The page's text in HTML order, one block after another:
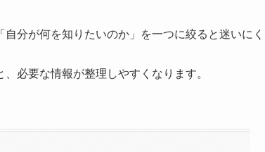
分が何を知りたいのか」を一つに絞ると迷いにく
、必要な情報が整理しやすくなります。